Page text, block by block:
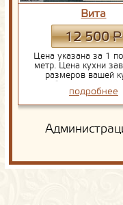
Вита
12 500Р
Цена указана за 1
метр. Цена кухни
размеров вашей
выбранной
столешницы.
подробнее